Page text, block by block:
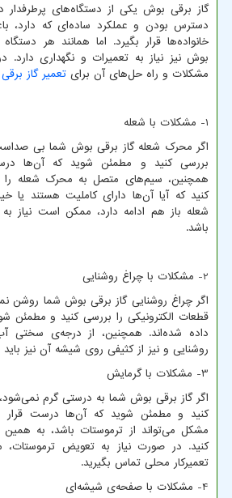
گاز برقی بوش یکی از دستگاه‌های پرطرفدار
دسترس بودن و عملکرد ساده‌ای که دارد،
خانواده‌ها قرار بگیرد. اما همانند هر
بوش نیز نیاز به تعمیرات و نگهداری دارد.
مشکلات و راه حل‌های آن برای تعمیر گاز
1- مشکلات با شعله
اگر محرک شعله گاز برقی بوش شما بی صداست،
بررسی کنید و مطمئن شوید که آن‌ها
همچنین، سیم‌های متصل به محرک شعله
کنید که آیا آن‌ها دارای کاملیت هستند یا
شعله باز هم ادامه دارد، ممکن است نیاز به
باشد.
2- مشکلات با چراغ روشنایی
اگر چراغ روشنایی گاز برقی بوش شما روشن
قطعات الکترونیکی را بررسی کنید و مطمئن
داده شده‌اند. همچنین، از درجه‌ی سختی
روشنایی و نیز از کثیفی روی شیشه آن نیز باید
3- مشکلات با گرمایش
اگر گاز برقی بوش شما به درستی گرم نمی‌شود،
کنید و مطمئن شوید که آن‌ها درست قرار
مشکل می‌تواند از ترموستات باشد، به همین
کنید. در صورت نیاز به تعویض ترموستات،
تعمیرکار محلی تماس بگیرید.
4- مشکلات با صفحه‌ی شیشه‌ای